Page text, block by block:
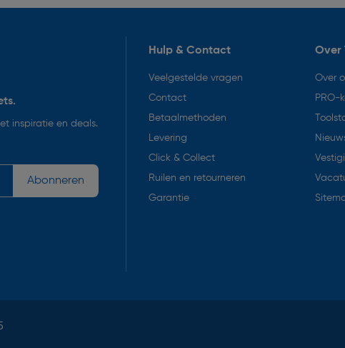
inspiratie en deals.
Abonneren
Hulp & Contact
Veelgestelde vragen
Contact
Betaalmethoden
Levering
Click & Collect
Ruilen en retourneren
Garantie
Over
Over
PRO-